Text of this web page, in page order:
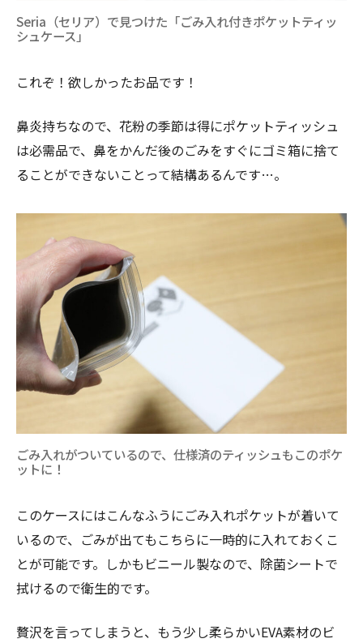
Seria（セリア）で見つけた「ごみ入れ付きポケットティッ
シュケース」
これぞ！欲しかったお品です！
鼻炎持ちなので、花粉の季節は得にポケットティッシュ
は必需品で、鼻をかんだ後のごみをすぐにゴミ箱に捨て
ることができないことって結構あるんです…。
ごみ入れがついているので、仕様済のティッシュもこのポケ
ットに！
このケースにはこんなふうにごみ入れポケットが着いて
いるので、ごみが出てもこちらに一時的に入れておくこ
とが可能です。しかもビニール製なので、除菌シートで
拭けるので衛生的です。
贅沢を言ってしまうと、もう少し柔らかいEVA素材のビ